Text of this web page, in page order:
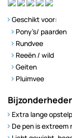
Geschikt voor:
Pony’s/ paarden
Rundvee
Reeën / wild
Geiten
Pluimvee
Extra lange
De pen is